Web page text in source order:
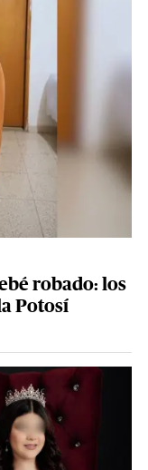
robado: los
Potosí